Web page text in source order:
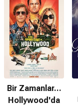
Bir Zamanlar...
Hollywood'da